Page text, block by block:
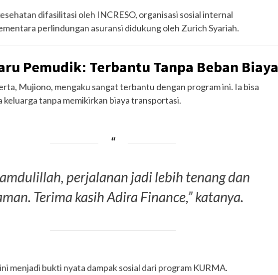
difasilitasi oleh INCRESO, organisasi sosial internal
perlindungan asuransi didukung oleh Zurich Syariah.
Pemudik: Terbantu Tanpa Beban Biaya
Mujiono, mengaku sangat terbantu dengan program ini. Ia bisa
keluarga tanpa memikirkan biaya transportasi.
perjalanan jadi lebih tenang dan
Terima kasih Adira Finance,” katanya.
menjadi bukti nyata dampak sosial dari program KURMA.